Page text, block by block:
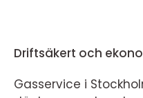
Driftsäkert och
Gasservice i